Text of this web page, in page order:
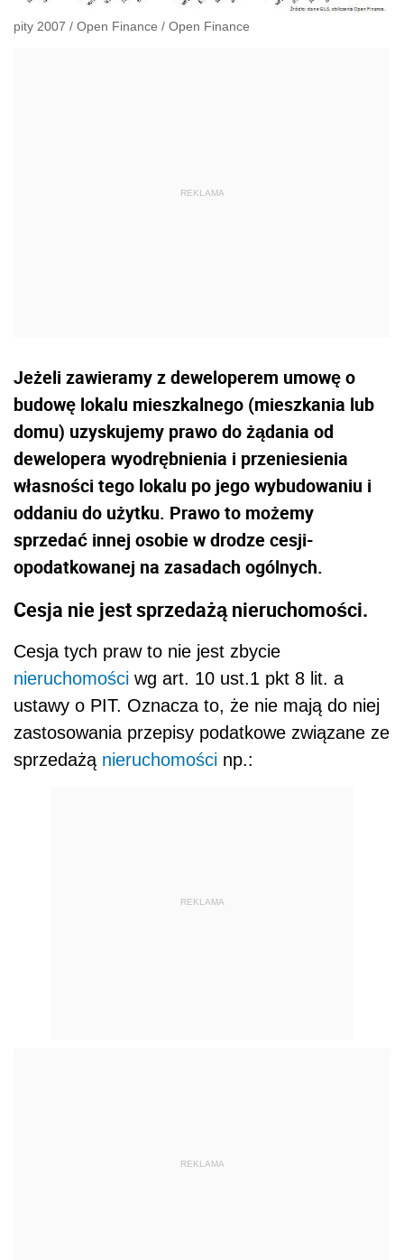
pity 2007 / Open Finance / Open Finance
Jeżeli zawieramy z deweloperem umowę o
budowę lokalu mieszkalnego (mieszkania lub
domu) uzyskujemy prawo do żądania od
dewelopera wyodrębnienia i przeniesienia
własności tego lokalu po jego wybudowaniu i
oddaniu do użytku. Prawo to możemy
sprzedać innej osobie w drodze cesji-
opodatkowanej na zasadach ogólnych.
Cesja nie jest sprzedażą nieruchomości.
Cesja tych praw to nie jest zbycie
nieruchomości wg art. 10 ust.1 pkt 8 lit. a
ustawy o PIT. Oznacza to, że nie mają do niej
zastosowania przepisy podatkowe związane ze
sprzedażą nieruchomości np.:
REKLAMA
REKLAMA